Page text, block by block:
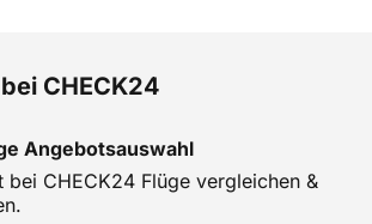
CHECK24
Angebotsauswahl
bei CHECK24 Flüge vergleichen &